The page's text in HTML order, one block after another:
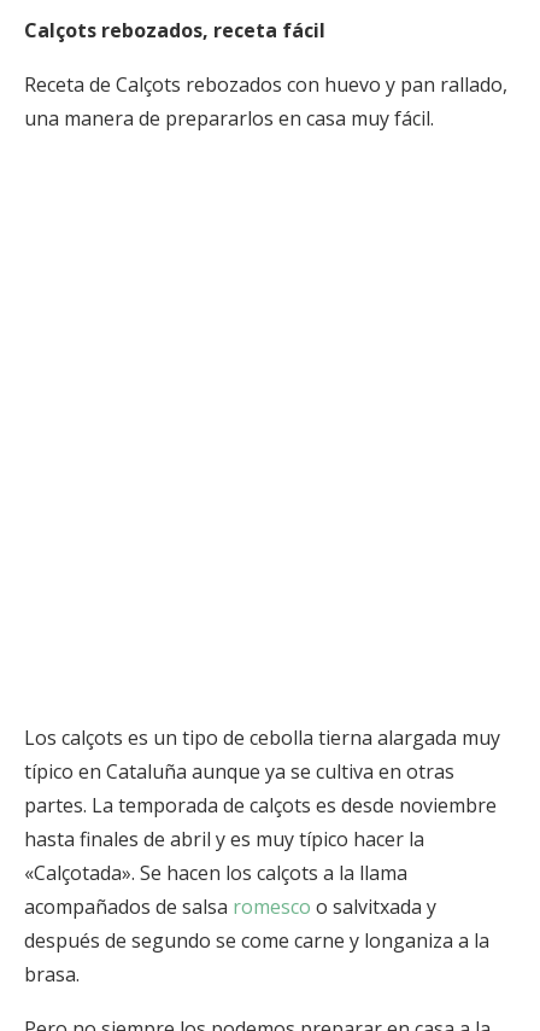
Calçots rebozados, receta fácil
Receta de Calçots rebozados con huevo y pan rallado,
una manera de prepararlos en casa muy fácil.
Los calçots es un tipo de cebolla tierna alargada muy
típico en Cataluña aunque ya se cultiva en otras
partes. La temporada de calçots es desde noviembre
hasta finales de abril y es muy típico hacer la
«Calçotada». Se hacen los calçots a la llama
acompañados de salsa romesco o salvitxada y
después de segundo se come carne y longaniza a la
brasa.